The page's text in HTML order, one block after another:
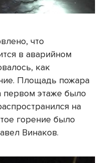
что
в аварийном
как
Площадь пожара
первом этаже было
на
горение было
Винаков.